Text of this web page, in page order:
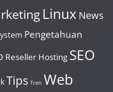
Linux News
Pengetahuan
Reseller Hosting SEO
Tips Tren Web